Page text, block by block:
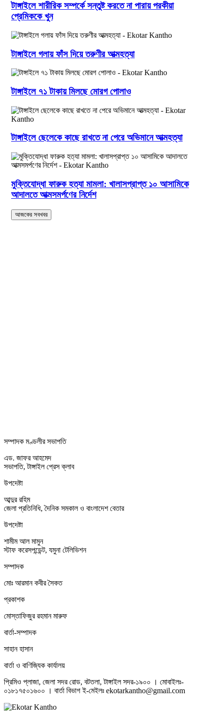
টাঙ্গাইলে শারীরিক সম্পর্কে সন্তুষ্ট করতে না পারায় পরকীয়া
প্রেমিককে খুন
টাঙ্গাইলে গলায় ফাঁস দিয়ে তরুণীর আত্মহত্যা
টাঙ্গাইলে ৭১ টাকায় মিলছে মোরগ পোলাও
টাঙ্গাইলে ছেলেকে কাছে রাখতে না পেরে অভিমানে আত্মহত্যা
মুক্তিযোদ্ধা ফারুক হত্যা মামলা: খালাসপ্রাপ্ত ১০ আসামিকে
আদালতে আত্মসমর্পণের নির্দেশ
সম্পাদক মণ্ডলীর সভাপতি
এড. জাফর আহমেদ
সভাপতি, টাঙ্গাইল প্রেস ক্লাব
উপদেষ্টা
আব্দুর রহিম
জেলা প্রতিনিধি, দৈনিক সমকাল ও বাংলাদেশ বেতার
উপদেষ্টা
শামীম আল মামুন
স্টাফ করেসপন্ডেন্ট, যমুনা টেলিভিশন
সম্পাদক
মোঃ আরমান কবীর সৈকত
প্রকাশক
মোস্তাফিজুর রহমান মারুফ
বার্তা-সম্পাদক
সাহান হাসান
বার্তা ও বাণিজ্যিক কার্যালয়
প্রিমিও প্লাজা, জেলা সদর রোড, বটতলা, টাঙ্গাইল সদর-১৯০০ । মোবাইলঃ-
০১৮১৭৫০১৬০০ । বার্তা বিভাগ ই-মেইলঃ ekotarkantho@gmail.com